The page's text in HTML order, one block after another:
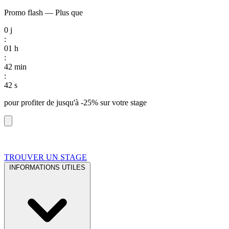
Promo flash — Plus que
0 j
:
01 h
:
42 min
:
41 s
pour profiter de jusqu'à -25% sur votre stage
TROUVER UN STAGE
INFORMATIONS UTILES